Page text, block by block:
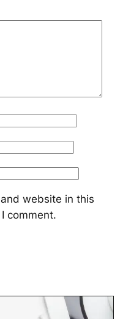
website in this
comment.